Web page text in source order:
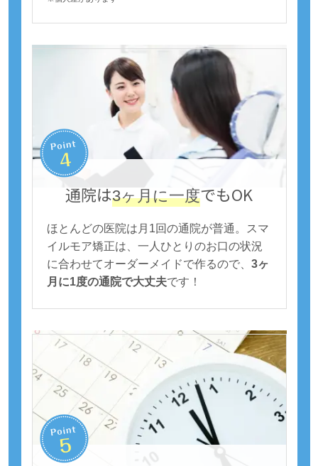
通院は3ヶ月に一度でもOK
ほとんどの医院は月1回の通院が普通。スマ
イルモア矯正は、一人ひとりのお口の状況
に合わせてオーダーメイドで作るので、 3ヶ
月に1度の通院で大丈夫です！